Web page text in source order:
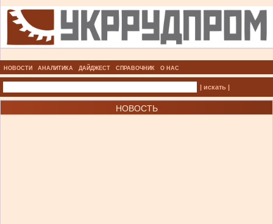
НОВОСТИ АНАЛИТИКА ДАЙДЖЕСТ СПРАВОЧНИК О НАС
| искать |
НОВОСТЬ